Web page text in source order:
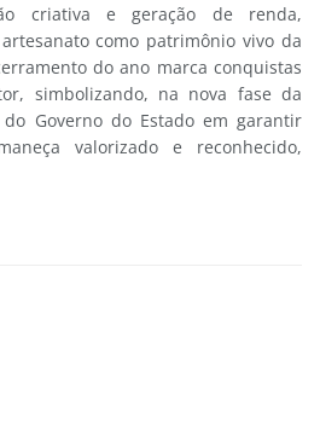
criativa e geração de renda,
como patrimônio vivo da
do ano marca conquistas
simbolizando, na nova fase da
Governo do Estado em garantir
valorizado e reconhecido,